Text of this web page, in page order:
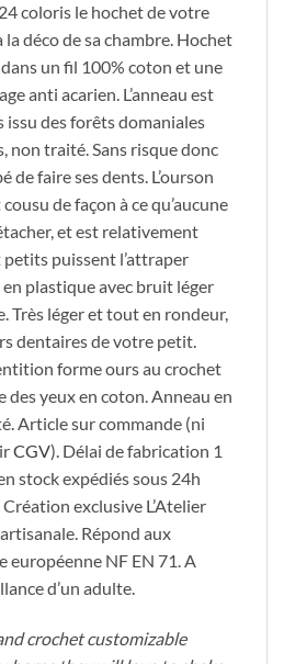
coloris le hochet de votre
la déco de sa chambre. Hochet
un fil 100% coton et une
anti acarien. L’anneau est
issu des forêts domaniales
non traité. Sans risque donc
de faire ses dents. L’ourson
de façon à ce qu’aucune
et est relativement
puissent l’attraper
plastique avec bruit léger
Très léger et tout en rondeur,
dentaires de votre petit.
forme ours au crochet
des yeux en coton. Anneau en
Article sur commande (ni
CGV). Délai de fabrication 1
stock expédiés sous 24h
exclusive L’Atelier
Répond aux
européenne NF EN 71. A
d’un adulte.
crochet customizable